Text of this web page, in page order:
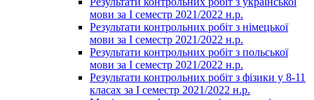
мови за І семестр 2021/2022 н.р.
Результати контрольних робіт з німецької
мови за І семестр 2021/2022 н.р.
Результати контрольних робіт з польської
мови за І семестр 2021/2022 н.р.
Результати контрольних робіт з фізики у 8-11
класах за І семестр 2021/2022 н.р.